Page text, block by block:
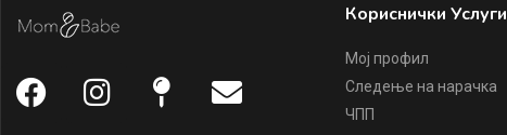
Кориснички Услуги
Мој профил
Следење на нарачка
ЧПП